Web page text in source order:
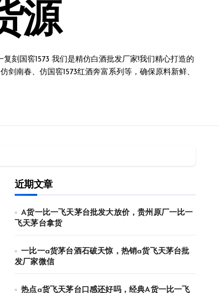
源
刻国窖1573 我们是精仿白酒批发厂家!我们精心打造的
南春、仿国窖1573红酒奔富系列等，确保原料新鲜、
近期文章
A货一比一飞天茅台批发大放价，贵州原厂一比一
飞天茅台拿货
一比一a货茅台酒石破天惊，热销a货飞天茅台批
发厂家微信
热点a货飞天茅台口感还好吗，经典A货一比一飞